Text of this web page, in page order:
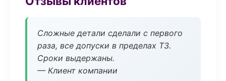
Сложные детали сделали с первого
раза, все допуски в пределах ТЗ.
Сроки выдержаны.
— Клиент компании